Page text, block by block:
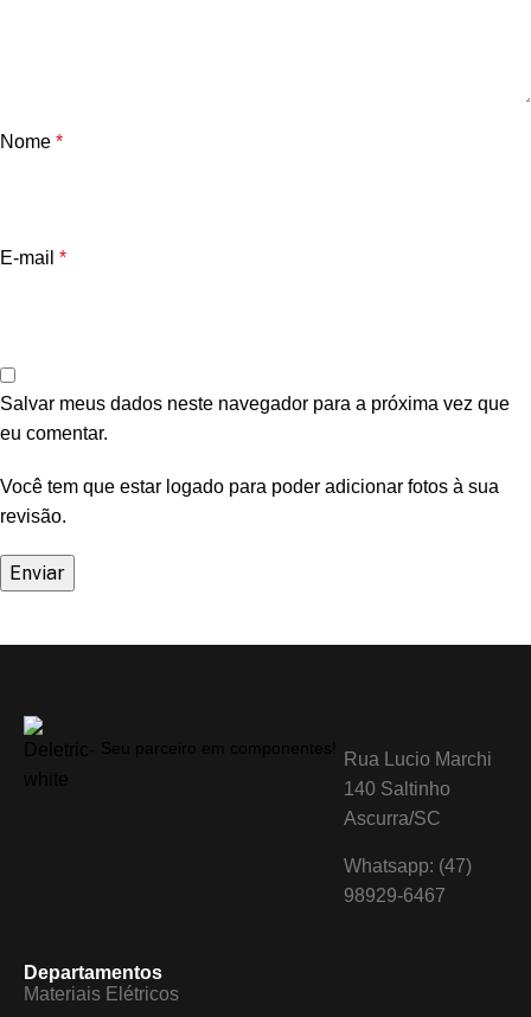
Nome *
E-mail *
Salvar meus dados neste navegador para a próxima vez que
eu comentar.
Você tem que estar logado para poder adicionar fotos à sua
revisão.
Rua Lucio Marchi
140 Saltinho
Ascurra/SC
Whatsapp: (47)
98929-6467
Departamentos
Materiais Elétricos